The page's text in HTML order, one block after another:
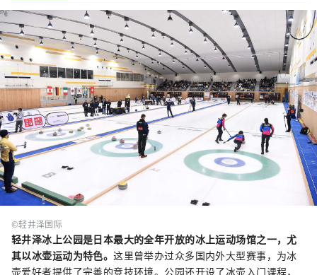
©轻井泽国际
轻井泽冰上公园是日本最大的全年开放的冰上运动场馆之一，尤
其以冰壶运动为特色。这里曾举办过众多国内外大型赛事，为冰
壶爱好者提供了完善的竞技环境。公园还开设了冰壶入门课程，